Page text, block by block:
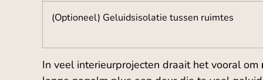
(Optioneel) Geluidsisolatie tussen ruimtes
In veel interieurprojecten draait het vooral om